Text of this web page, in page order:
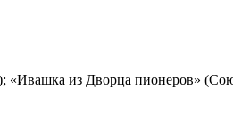
из Дворца пионеров»